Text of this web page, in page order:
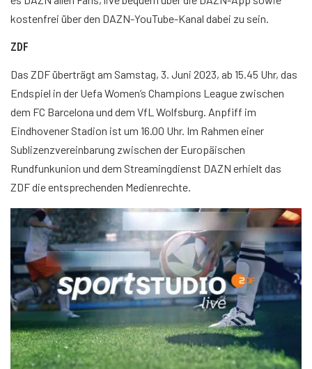
kostenfrei über den DAZN-YouTube-Kanal dabei zu sein.
ZDF
Das ZDF überträgt am Samstag, 3. Juni 2023, ab 15.45 Uhr, das
Endspiel in der Uefa Women’s Champions League zwischen
dem FC Barcelona und dem VfL Wolfsburg. Anpfiff im
Eindhovener Stadion ist um 16.00 Uhr. Im Rahmen einer
Sublizenzvereinbarung zwischen der Europäischen
Rundfunkunion und dem Streamingdienst DAZN erhielt das
ZDF die entsprechenden Medienrechte.